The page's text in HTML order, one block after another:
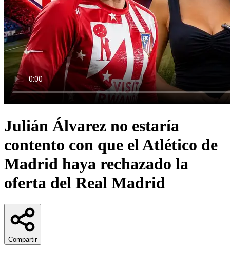
Julián Álvarez no estaría
contento con que el Atlético de
Madrid haya rechazado la
oferta del Real Madrid
Compartir